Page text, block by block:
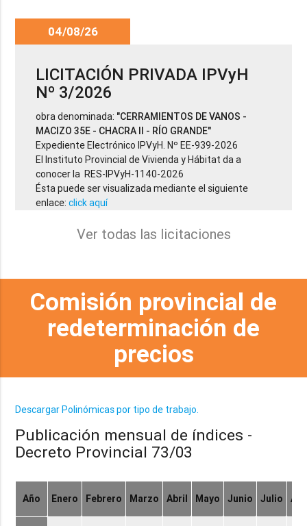
04/08/26
LICITACIÓN PRIVADA IPVyH
Nº 3/2026
obra denominada: "CERRAMIENTOS DE VANOS -
MACIZO 35E - CHACRA II - RÍO GRANDE"
Expediente Electrónico IPVyH. Nº EE-939-2026
El Instituto Provincial de Vivienda y Hábitat da a
conocer la RES-IPVyH-1140-2026
Ésta puede ser visualizada mediante el siguiente
enlace:click aquí
Ver todas las licitaciones
Comisión provincial de
redeterminación de
precios
Descargar Polinómicas por tipo de trabajo.
Publicación mensual de índices -
Decreto Provincial 73/03
Año Enero Febrero Marzo Abril Mayo Junio Julio